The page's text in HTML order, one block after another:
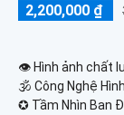
2,200,000 ₫
👁 Hình ảnh chất
🕉️ Công Nghệ
✪ Tầm Nhìn Ban